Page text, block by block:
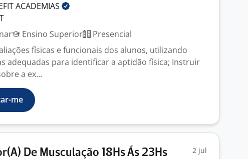
ACADEMIAS
Ensino Superior
Presencial
físicas e funcionais dos alunos, utilizando
adequadas para identificar a aptidão física; Instruir
a ex...
me
De Musculação 18Hs Ás 23Hs
2 jul